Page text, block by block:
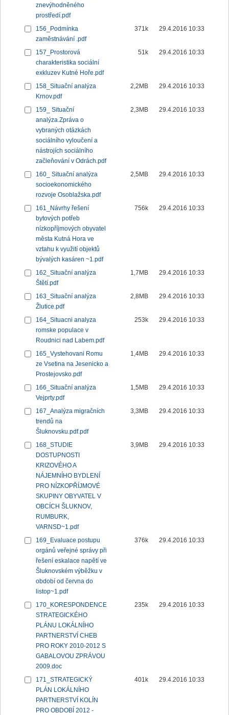
znevýhodněného
prostředí.pdf
156_Podmínka
zaměstnávání .pdf
371k 29.4.2016 10:33
157_Prostorová
charakteristika sociální
exkluzev Kutné Hoře.pdf
51k 29.4.2016 10:33
158_Situační analýza
Krnov.pdf
2,2MB 29.4.2016 10:33
159_ Situační
analýza.Zpráva o
vybraných otázkách
sociálního vyloučení a
nástrojích sociálního
začleňování v Odrách.pdf
2,3MB 29.4.2016 10:33
160_ Situační analýza
socioekonomického
rozvoje Osoblažska.pdf
2,5MB 29.4.2016 10:33
161_Návrhy řešení
bytových potřeb
nízkopříjmových obyvatel
města Kutná Hora ve
vztahu k využití objektů
bývalých kasáren ~1.pdf
756k 29.4.2016 10:33
162_Situační analýza
Štětí.pdf
1,7MB 29.4.2016 10:33
163_Situační analýza
Žlutice.pdf
2,8MB 29.4.2016 10:33
164_Situacni analyza
romske populace v
Roudnici nad Labem.pdf
253k 29.4.2016 10:33
165_Vystehovani Romu
ze Vsetina na Jesenicko a
Prostejovsko.pdf
1,4MB 29.4.2016 10:33
166_Situační analýza
Vejprty.pdf
1,5MB 29.4.2016 10:33
167_Analýza migračních
trendů na
Šluknovsku.pdf.pdf
3,3MB 29.4.2016 10:33
168_STUDIE
DOSTUPNOSTI
KRIZOVÉHO A
NÁJEMNÍHO BYDLENÍ
PRO NÍZKOPŘÍJMOVÉ
SKUPINY OBYVATEL V
OBCÍCH ŠLUKNOV,
RUMBURK,
VARNSD~1.pdf
3,9MB 29.4.2016 10:33
169_Evaluace postupu
orgánů veřejné správy při
řešení eskalace napětí ve
Šluknovském výběžku v
období od června do
listop~1.pdf
376k 29.4.2016 10:33
170_KORESPONDENCE
STRATEGICKÉHO
PLÁNU LOKÁLNÍHO
PARTNERSTVÍ CHEB
PRO ROKY 2010-2012 S
GABALOVOU ZPRÁVOU
2009.doc
235k 29.4.2016 10:33
171_STRATEGICKÝ
PLÁN LOKÁLNÍHO
PARTNERSTVÍ KOLÍN
PRO OBDOBÍ 2012 -
401k 29.4.2016 10:33